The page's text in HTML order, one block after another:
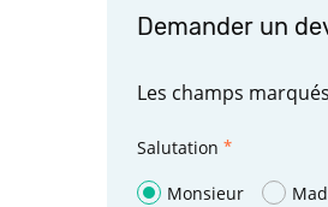
Demander un
Les champs
Salutation
Monsieur